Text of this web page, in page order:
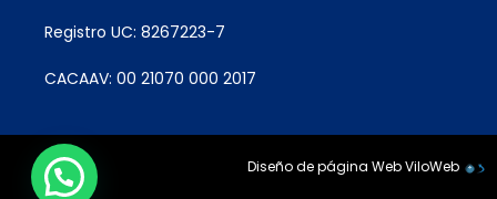
Registro UC: 8267223-7
CACAAV: 00 21070 000 2017
Diseño de página WebViloWeb